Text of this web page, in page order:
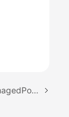
下一篇：删除系统身份策略 - DetachManagedPolicyFromPermissionSet